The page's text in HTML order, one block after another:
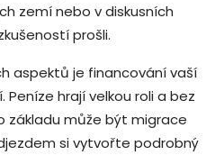
zemí nebo v diskusních
prošli.
aspektů je financování vaší
hrají velkou roli a bez
může být migrace
si vytvořte podrobný